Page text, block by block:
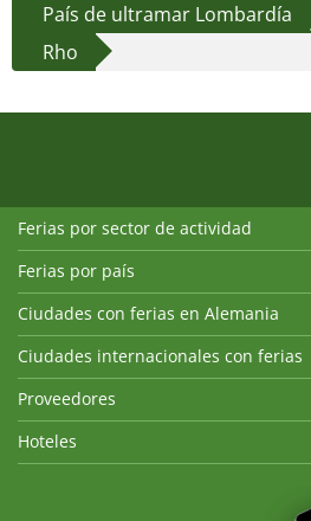
País de ultramar Lombardía
Rho
Ferias por sector de actividad
Ferias por país
Ciudades con ferias en Alemania
Ciudades internacionales con ferias
Proveedores
Hoteles